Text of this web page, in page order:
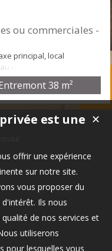
ou commerciales -
principal, local
rez de chaussée d'un
entièrement équipé
ERP, extraction possible,
déjà réalisés, etc ... Pas
de porte. Le type de bail
38 m²
✕
est une
offrir une expérience
sur notre site.
vous proposer du
Ils nous
de nos services et
utiliserons
pour lesquelles vous